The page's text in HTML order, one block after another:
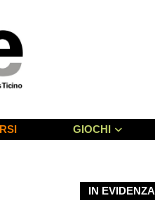
GIOCHI
IN EVIDENZA